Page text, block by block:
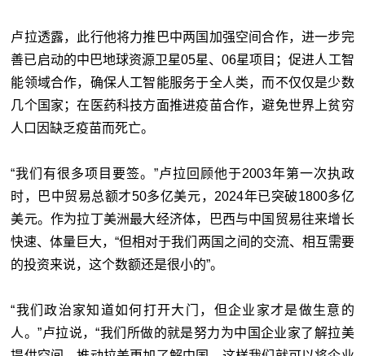
卢拉透露，此行他将力推巴中两国加强空间合作，进一步完
善已启动的中巴地球资源卫星05星、06星项目；促进人工智
能领域合作，确保人工智能服务于全人类，而不仅仅是少数
几个国家；在医药科技方面推进疫苗合作，避免世界上贫穷
人口因缺乏疫苗而死亡。
“我们有很多项目要签。”卢拉回顾他于2003年第一次执政
时，巴中贸易总额才50多亿美元，2024年已突破1800多亿
美元。作为拉丁美洲最大经济体，巴西与中国贸易往来增长
快速、体量巨大，“但相对于我们两国之间的交流、相互需要
的投资来说，这个数额还是很小的”。
“我们政治家知道如何打开大门，但企业家才是做生意的
人。”卢拉说，“我们所做的就是努力为中国企业家了解拉美